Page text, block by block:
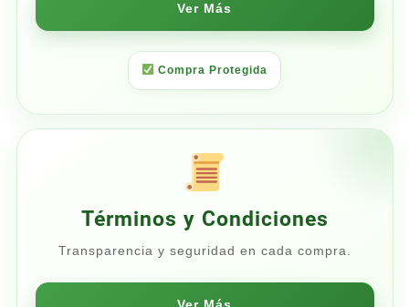
Ver Más
Compra Protegida
Términos y Condiciones
Transparencia y seguridad en cada compra.